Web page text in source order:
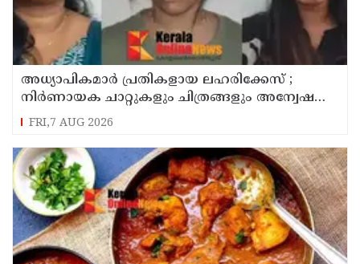
അധ്യാപികമാര്‍ പ്രതികളായ ലഹരിക്കേസ് ;
നിർണായക ചാറ്റുകളും ചിത്രങ്ങളും അന്വേഷണ
സംഘത്തിന്
FRI,7 AUG 2026